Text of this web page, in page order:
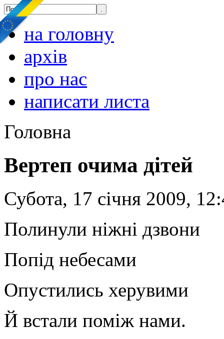
на головну
архів
про нас
написати листа
Головна
Вертеп очима дітей
Субота, 17 січня 2009,
Полинули ніжні дзвони
Попід небесами
Опустились херувими
Й встали поміж нами.